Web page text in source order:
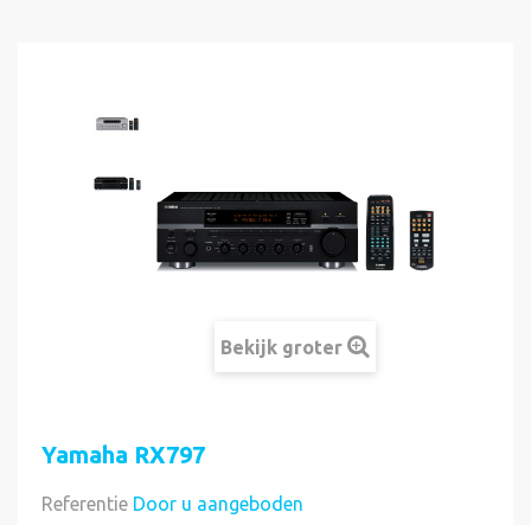
Bekijk groter
Yamaha RX797
Referentie Door u aangeboden